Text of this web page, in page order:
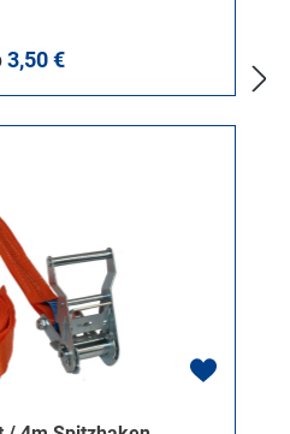
Preis:
3,50 €